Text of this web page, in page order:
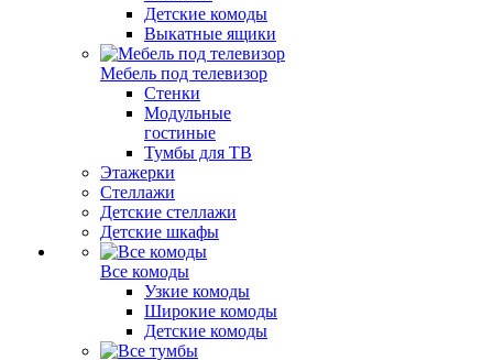
Детские комоды
Выкатные ящики
Мебель под телевизор
Стенки
Модульные
гостиные
Тумбы для ТВ
Этажерки
Стеллажи
Детские стеллажи
Детские шкафы
Все комоды
Узкие комоды
Широкие комоды
Детские комоды